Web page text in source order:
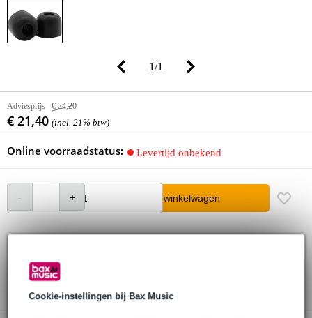
Cookie-instellingen bij Bax Music
1/1
Adviesprijs € 24,20
€ 21,40 (incl. 21% btw)
Online voorraadstatus: Levertijd onbekend
In winkelwagen
3 jaar Bax Music garantie